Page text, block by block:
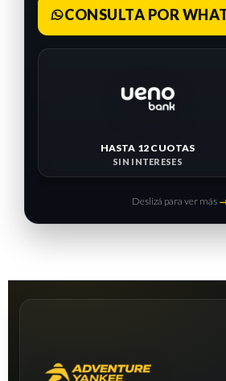
CONSULTA POR
HASTA 12 CUOTAS
SIN INTERESES
Deslizá para ver más